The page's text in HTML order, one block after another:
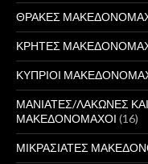
ΘΡΑΚΕΣ
ΚΡΗΤΕΣ
ΚΥΠΡΙΟΙ
ΜΑΝΙΑΤΕΣ/ΛΑΚΩΝΕΣ
ΜΑΚΕΔΟΝΟΜΑΧΟΙ (16)
ΜΙΚΡΑΣΙΑΤΕΣ